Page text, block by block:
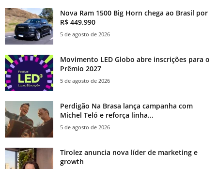
Nova Ram 1500 Big Horn chega ao Brasil por
R$ 449.990
5 de agosto de 2026
Movimento LED Globo abre inscrições para o
Prêmio 2027
5 de agosto de 2026
Perdigão Na Brasa lança campanha com
Michel Teló e reforça linha...
5 de agosto de 2026
Tirolez anuncia nova líder de marketing e
growth